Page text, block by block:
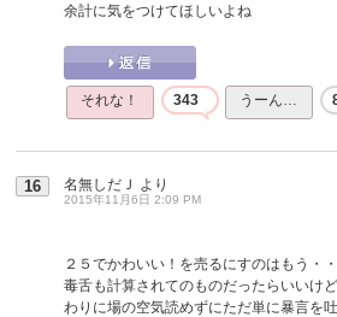
余計に気をつけてほしいよね
それな！ 343 うーん…
16 名無しだＪ より
2015年11月6日 2:09 PM
２５でかわいい！を売るにすのはもう・・
毒舌も計算されてのものだったらいいけ
わりに場の空気読めずにただ単に暴言を